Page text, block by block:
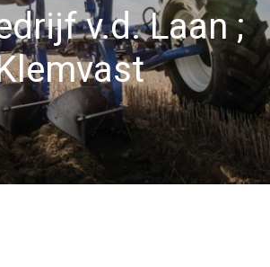
v.d. Laan ;